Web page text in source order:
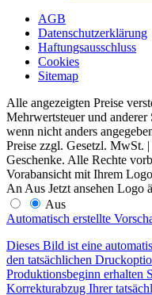
AGB
Datenschutzerklärung
Haftungsausschluss
Cookies
Sitemap
Alle angezeigten Preise
Mehrwertsteuer und anderer
wenn nicht anders
Preise zzgl. Gesetzl.
Geschenke. Alle Rechte
Vorabansicht mit Ihrem
An Aus Jetzt ansehen Logo
Aus
Automatisch erstellte
Dieses Bild ist eine
den tatsächlichen
Produktionsbeginn erhalten
Korrekturabzug Ihrer